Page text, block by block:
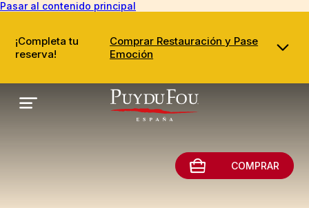
Pasar al contenido principal
¡Completa tu
reserva!
Comprar Restauración y Pase
Emoción
COMPRAR